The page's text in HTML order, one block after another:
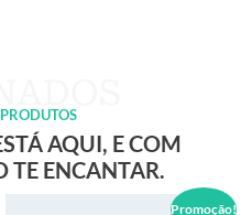
AQUI, E COM
TE ENCANTAR.
Promoção!